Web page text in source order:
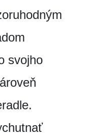
svojho